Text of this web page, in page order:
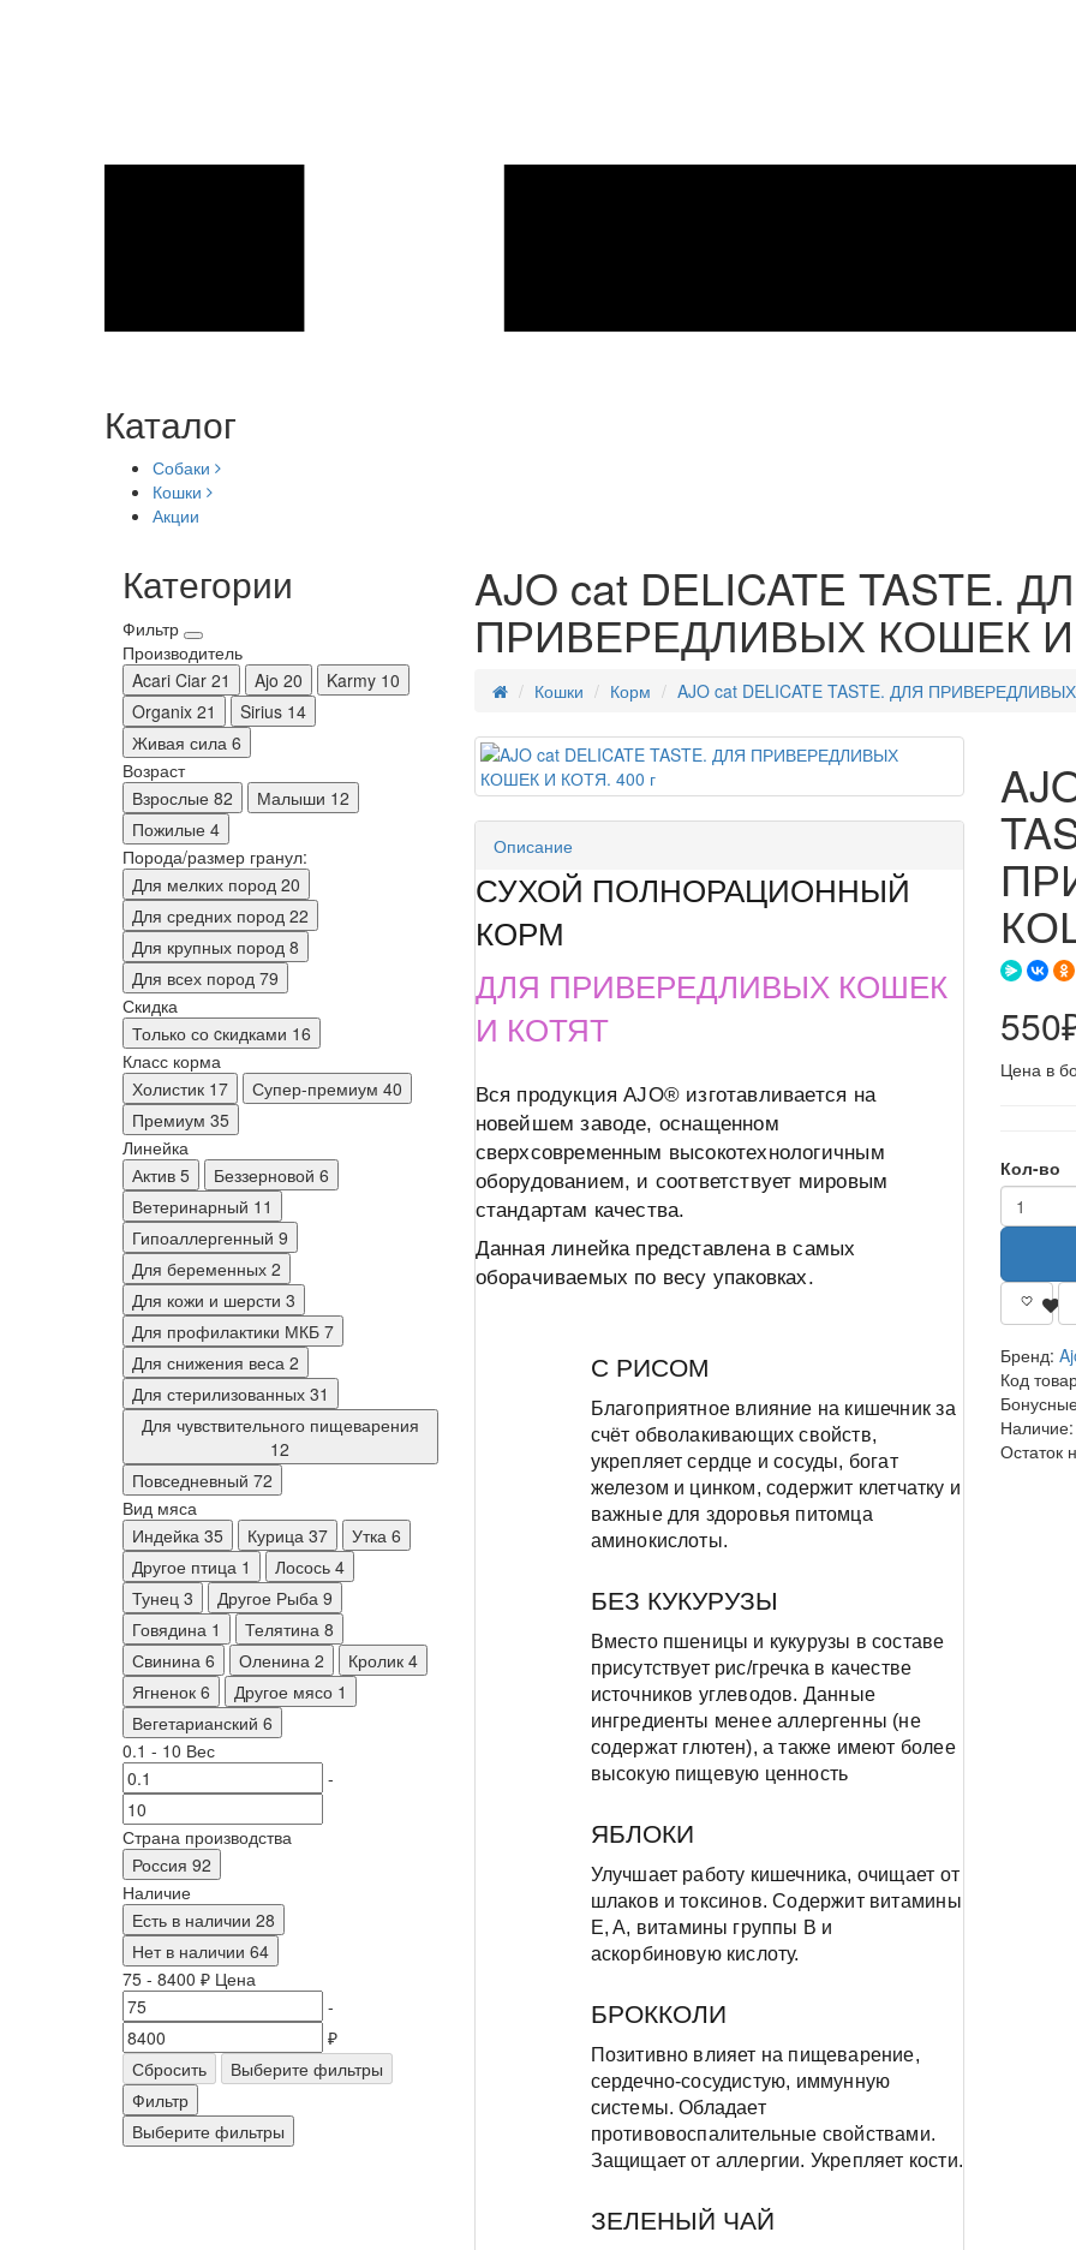
Каталог
Собаки
Кошки
Акции
Категории
Фильтр
Производитель
Acari Ciar 21 Ajo 20 Karmy 10
Organix 21 Sirius 14
Живая сила 6
Возраст
Взрослые 82 Малыши 12
Пожилые 4
Порода/размер гранул:
Для мелких пород 20
Для средних пород 22
Для крупных пород 8
Для всех пород 79
Скидка
Только со cкидками 16
Класс корма
Холистик 17 Супер-премиум 40
Премиум 35
Линейка
Актив 5 Беззерновой 6
Ветеринарный 11
Гипоаллергенный 9
Для беременных 2
Для кожи и шерсти 3
Для профилактики МКБ 7
Для снижения веса 2
Для стерилизованных 31
Для чувствительного пищеварения
12
Повседневный 72
Вид мяса
Индейка 35 Курица 37 Утка 6
Другое птица 1 Лосось 4
Тунец 3 Другое Рыба 9
Говядина 1 Телятина 8
Свинина 6 Оленина 2 Кролик 4
Ягненок 6 Другое мясо 1
Вегетарианский 6
0.1 - 10 Вес
-
Страна производства
Россия 92
Наличие
Есть в наличии 28
Нет в наличии 64
75 - 8400 ₽ Цена
-
₽
Сбросить
Выберите фильтры
Фильтр
Выберите фильтры
AJO cat DELICATE TASTE.
ПРИВЕРЕДЛИВЫХ КОШЕК И
Кошки Корм AJO cat DELICATE TASTE. ДЛЯ
Описание
СУХОЙ ПОЛНОРАЦИОННЫЙ
КОРМ
ДЛЯ ПРИВЕРЕДЛИВЫХ КОШЕК
И КОТЯТ
Вся продукция AJO® изготавливается на
новейшем заводе, оснащенном
сверхсовременным высокотехнологичным
оборудованием, и соответствует мировым
стандартам качества.
Данная линейка представлена в самых
оборачиваемых по весу упаковках.
С РИСОМ
Благоприятное влияние на кишечник за
счёт обволакивающих свойств,
укрепляет сердце и сосуды, богат
железом и цинком, содержит клетчатку и
важные для здоровья питомца
аминокислоты.
БЕЗ КУКУРУЗЫ
Вместо пшеницы и кукурузы в составе
присутствует рис/гречка в качестве
источников углеводов. Данные
ингредиенты менее аллергенны (не
содержат глютен), а также имеют более
высокую пищевую ценность
ЯБЛОКИ
Улучшает работу кишечника, очищает от
шлаков и токсинов. Содержит витамины
E, A, витамины группы B и
аскорбиновую кислоту.
БРОККОЛИ
Позитивно влияет на пищеварение,
сердечно-сосудистую, иммунную
системы. Обладает
противовоспалительные свойствами.
Защищает от аллергии. Укрепляет кости.
ЗЕЛЕНЫЙ ЧАЙ
Цена в
Кол-во
Бренд:
Код
Наличие:
Остаток